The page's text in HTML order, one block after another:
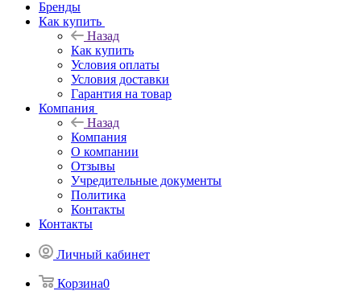
Бренды
Как купить
Назад
Как купить
Условия оплаты
Условия доставки
Гарантия на товар
Компания
Назад
Компания
О компании
Отзывы
Учредительные документы
Политика
Контакты
Контакты
Личный кабинет
Корзина0